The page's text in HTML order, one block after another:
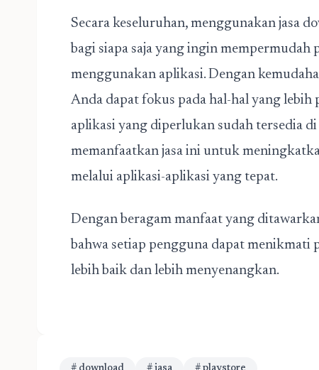
Secara keseluruhan, menggunakan jasa
bagi siapa saja yang ingin
menggunakan aplikasi. Dengan
Anda dapat fokus pada hal-hal yang
aplikasi yang diperlukan sudah tersedia
memanfaatkan jasa ini untuk
melalui aplikasi-aplikasi yang tepat.
Dengan beragam manfaat yang
bahwa setiap pengguna dapat menikmati
lebih baik dan lebih menyenangkan.